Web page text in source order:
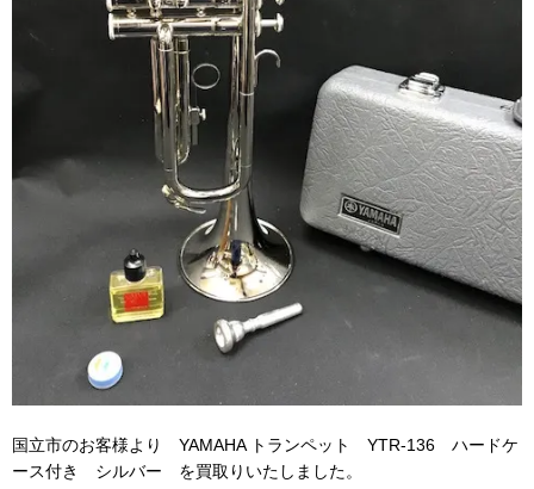
国立市のお客様より YAMAHA トランペット YTR-136 ハードケ
ース付き シルバー を買取りいたしました。